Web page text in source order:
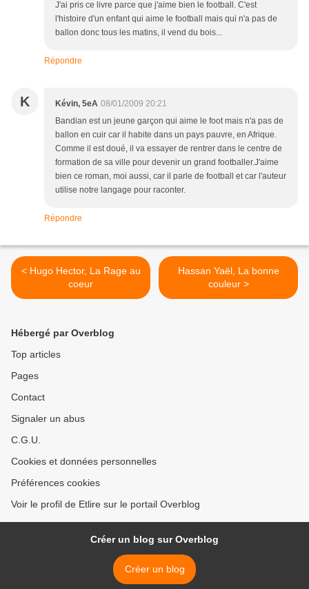
J'ai pris ce livre parce que j'aime bien le football. C'est
l'histoire d'un enfant qui aime le football mais qui n'a pas de
ballon donc tous les matins, il vend du bois...
Répondre
K Kévin, 5eA 08/01/2009 20:21
Bandian est un jeune garçon qui aime le foot mais n'a pas de
ballon en cuir car il habite dans un pays pauvre, en Afrique.
Comme il est doué, il va essayer de rentrer dans le centre de
formation de sa ville pour devenir un grand footballer.J'aime
bien ce roman, moi aussi, car il parle de football et car l'auteur
utilise notre langage pour raconter.
Répondre
< Hugo Hector, La Rage au
coeur
Hassan Yaël, La bonne
couleur >
Hébergé par Overblog
Top articles
Pages
Contact
Signaler un abus
C.G.U.
Cookies et données personnelles
Préférences cookies
Voir le profil de Etlire sur le portail Overblog
Créer un blog sur Overblog
Créer un blog